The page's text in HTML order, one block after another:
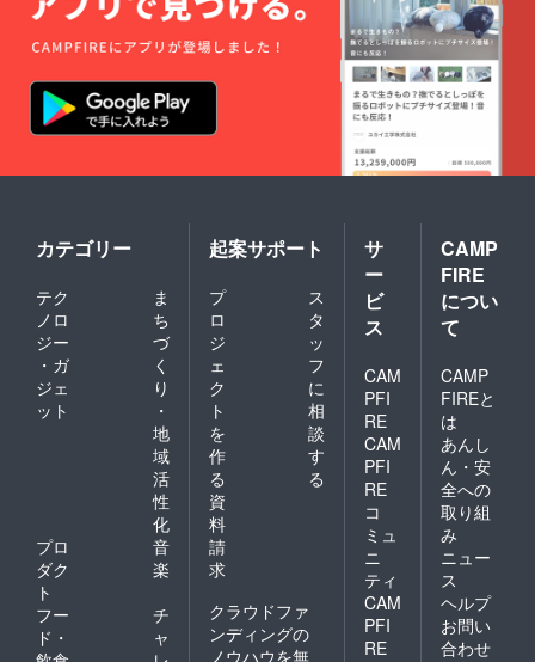
カテゴリー
テク
ノロ
ジー
・ガ
ジェ
ット
ま
ち
づ
く
り
・
地
域
活
性
化
プロ
ダク
ト
音
楽
フー
ド・
チ
ャ
起案サポート
プ
ロ
ジ
ェ
ク
ト
を
作
る
ス
タ
ッ
フ
に
相
談
す
る
資
料
請
求
クラウドファ
ンディングの
ノウハウを無
サ
ー
ビ
ス
CAM
PFI
RE
CAM
PFI
RE
コ
ミュ
ニ
ティ
CAM
PFI
RE
CAMP
FIRE
につい
て
CAMP
FIREと
は
あんし
ん・安
全への
取り組
み
ニュー
ス
ヘルプ
お問い
合わせ